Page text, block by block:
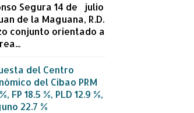
Segura 14 de julio
de la Maguana, R.D.
conjunto orientado a
del Centro
del Cibao PRM
FP 18.5 %, PLD 12.9 %,
22.7 %